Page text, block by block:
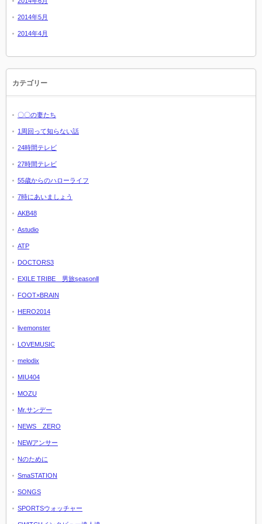
2014年5月
2014年4月
カテゴリー
〇〇の妻たち
1周回って知らない話
24時間テレビ
27時間テレビ
55歳からのハローライフ
7時にあいましょう
AKB48
Astudio
ATP
DOCTORS3
EXILE TRIBE 男旅seasonⅡ
FOOT×BRAIN
HERO2014
livemonster
LOVEMUSIC
melodix
MIU404
MOZU
Mr.サンデー
NEWS ZERO
NEWアンサー
Nのために
SmaSTATION
SONGS
SPORTSウォッチャー